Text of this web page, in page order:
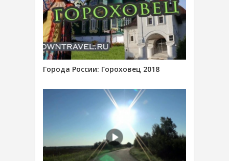
Города России: Гороховец 2018